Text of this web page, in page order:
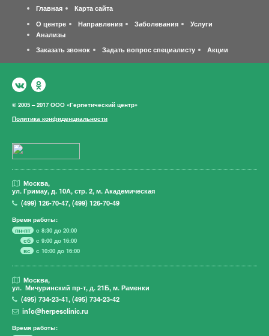
Главная
Карта сайта
О центре
Направления Заболевания
Услуги
Анализы
Заказать звонок
Задать вопрос специалисту Акции
© 2005 – 2017 ООО «Герпетический центр»
Политика конфиденциальности
Москва,
ул. Гримау,д. 10А, стр. 2, м. Академическая
(499)126-70-47,(499)126-70-49
Время работы:
пн-пт
с 8:30 до 20:00
сб
с 9:00 до 16:00
вс
с 10:00 до 16:00
Москва,
ул. Мичуринский пр-т, д. 21Б, м. Раменки
(495)734-23-41,(495)734-23-42
info@herpesclinic.ru
Время работы: